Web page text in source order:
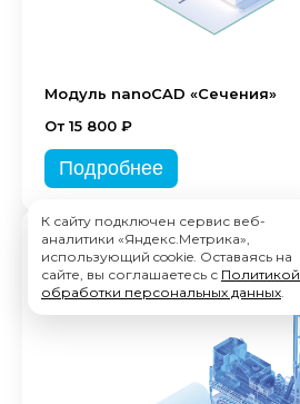
Модуль nanoCAD «Сечения»
От 15 800 ₽
Подробнее
К сайту подключен сервис веб-
аналитики «Яндекс.Метрика»,
использующий cookie. Оставаясь на
сайте, вы соглашаетесь с Политикой
обработки персональных данных.